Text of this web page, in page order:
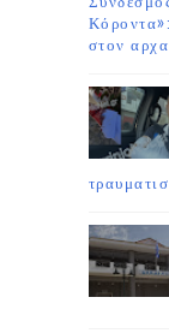
στον